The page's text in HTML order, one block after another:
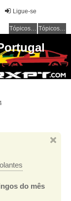
Ligue-se
Tópicos sem resposta Tópicos ativos
do mês